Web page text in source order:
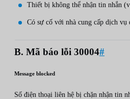
Thiết bị không thể nhận tin nhắn
Có sự cố với nhà cung cấp dịch vụ
B. Mã báo lỗi 30004#
Message blocked
Số điện thoại liên hệ bị chặn nhận tin